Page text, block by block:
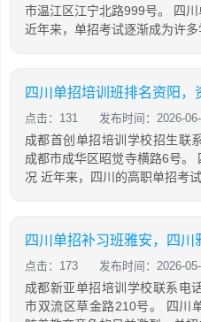
市温江区江宁北路999号。 四
近年来，单招考试逐渐成为许多
四川单招培训班排名资阳，
点击：131 发布时间：2026-
成都首创单招培训学校招生联
成都市成华区昭觉寺横路6号。
况 近年来，四川的高职单招考
四川单招补习班雅安，四川
点击：173 发布时间：2026-
成都新亚单招培训学校联系电
市双流区草金路210号。 四川